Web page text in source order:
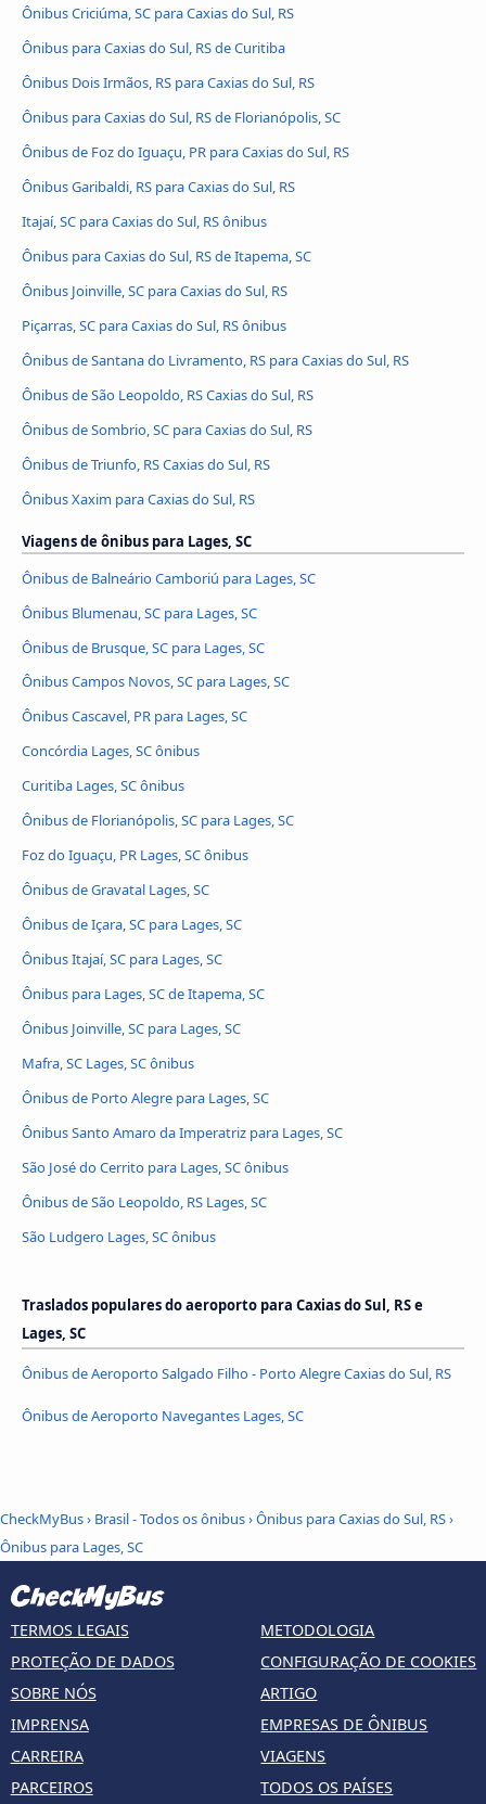
Ônibus Criciúma, SC para Caxias do Sul, RS
Ônibus para Caxias do Sul, RS de Curitiba
Ônibus Dois Irmãos, RS para Caxias do Sul, RS
Ônibus para Caxias do Sul, RS de Florianópolis, SC
Ônibus de Foz do Iguaçu, PR para Caxias do Sul, RS
Ônibus Garibaldi, RS para Caxias do Sul, RS
Itajaí, SC para Caxias do Sul, RS ônibus
Ônibus para Caxias do Sul, RS de Itapema, SC
Ônibus Joinville, SC para Caxias do Sul, RS
Piçarras, SC para Caxias do Sul, RS ônibus
Ônibus de Santana do Livramento, RS para Caxias do Sul, RS
Ônibus de São Leopoldo, RS Caxias do Sul, RS
Ônibus de Sombrio, SC para Caxias do Sul, RS
Ônibus de Triunfo, RS Caxias do Sul, RS
Ônibus Xaxim para Caxias do Sul, RS
Viagens de ônibus para Lages, SC
Ônibus de Balneário Camboriú para Lages, SC
Ônibus Blumenau, SC para Lages, SC
Ônibus de Brusque, SC para Lages, SC
Ônibus Campos Novos, SC para Lages, SC
Ônibus Cascavel, PR para Lages, SC
Concórdia Lages, SC ônibus
Curitiba Lages, SC ônibus
Ônibus de Florianópolis, SC para Lages, SC
Foz do Iguaçu, PR Lages, SC ônibus
Ônibus de Gravatal Lages, SC
Ônibus de Içara, SC para Lages, SC
Ônibus Itajaí, SC para Lages, SC
Ônibus para Lages, SC de Itapema, SC
Ônibus Joinville, SC para Lages, SC
Mafra, SC Lages, SC ônibus
Ônibus de Porto Alegre para Lages, SC
Ônibus Santo Amaro da Imperatriz para Lages, SC
São José do Cerrito para Lages, SC ônibus
Ônibus de São Leopoldo, RS Lages, SC
São Ludgero Lages, SC ônibus
Traslados populares do aeroporto para Caxias do Sul, RS e
Lages, SC
Ônibus de Aeroporto Salgado Filho - Porto Alegre Caxias do Sul, RS
Ônibus de Aeroporto Navegantes Lages, SC
CheckMyBus› Brasil - Todos os ônibus›Ônibus para Caxias do Sul, RS›
Ônibus para Lages, SC
TERMOS LEGAIS
PROTEÇÃO DE DADOS
SOBRE NÓS
IMPRENSA
CARREIRA
PARCEIROS
METODOLOGIA
CONFIGURAÇÃO DE COOKIES
ARTIGO
EMPRESAS DE ÔNIBUS
VIAGENS
TODOS OS PAÍSES